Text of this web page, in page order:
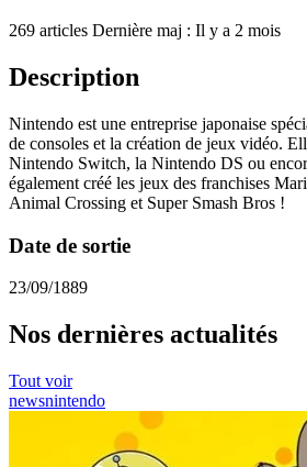
269 articles Dernière maj : Il y a 2 mois
Description
Nintendo est une entreprise japonaise
de consoles et la création de jeux vidéo.
Nintendo Switch, la Nintendo DS ou
également créé les jeux des franchises
Animal Crossing et Super Smash Bros !
Date de sortie
23/09/1889
Nos dernières actualités
Tout voir
newsnintendo